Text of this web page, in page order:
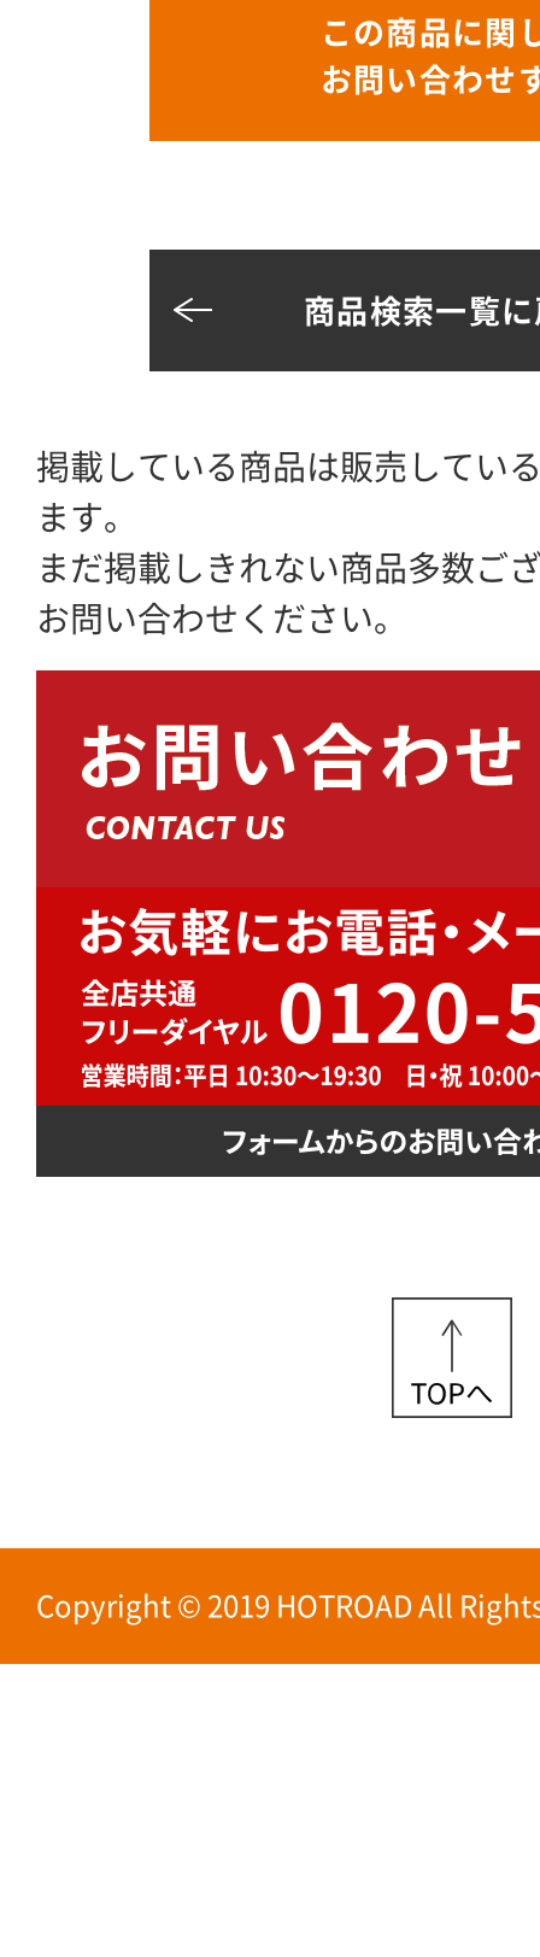
この商品に関
お問い合わせ
商品検索一覧
掲載している商品は販売してい
ます。
まだ掲載しきれない商品多数ご
お問い合わせください。
Copyright © 2019 HOTROAD All